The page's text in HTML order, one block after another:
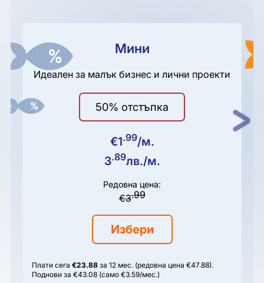
Мини
Идеален за малък бизнес и лични проекти
50% отстъпка
€1.99/м.
3.89лв./м.
Редовна цена:
€3.99
Избери
Плати сега€23.88 за 12 мес. (редовна цена €47.88).
Поднови за €43.08 (само €3.59/мес.)
Next